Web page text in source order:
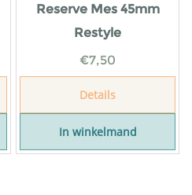
Reserve Mes 45mm
Restyle
€7,50
Details
In winkelmand